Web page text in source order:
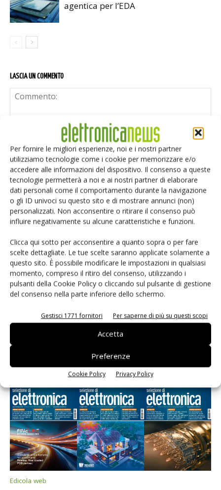
Per fornire le migliori esperienze, noi e i nostri partner
utilizziamo tecnologie come i cookie per memorizzare e/o
accedere alle informazioni del dispositivo. Il consenso a queste
tecnologie permetterà a noi e ai nostri partner di elaborare
dati personali come il comportamento durante la navigazione
o gli ID univoci su questo sito e di mostrare annunci (non)
personalizzati. Non acconsentire o ritirare il consenso può
influire negativamente su alcune caratteristiche e funzioni.
Clicca qui sotto per acconsentire a quanto sopra o per fare
scelte dettagliate. Le tue scelte saranno applicate solamente a
questo sito. È possibile modificare le impostazioni in qualsiasi
momento, compreso il ritiro del consenso, utilizzando i
pulsanti della Cookie Policy o cliccando sul pulsante di gestione
del consenso nella parte inferiore dello schermo.
Gestisci 1771 fornitori Per saperne di più su questi scopi
Accetta
Preferenze
Cookie Policy Privacy Policy
agentica per l’EDA
LASCIA UN COMMENTO
Salva il mio nome, email e sito web in questo browser per i
prossimi commenti.
Selezione di elettronica
Edicola web